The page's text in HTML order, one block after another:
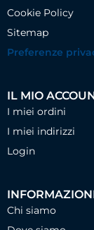
Cookie Policy
Sitemap
Preferenze
IL MIO
I miei ordini
I miei indirizzi
Login
Chi siamo